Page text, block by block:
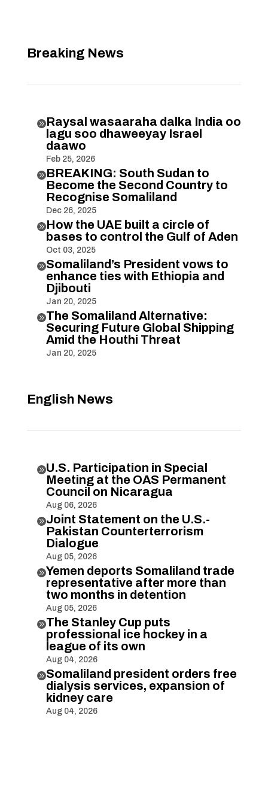
Breaking News
Raysal wasaaraha dalka India oo
lagu soo dhaweeyay Israel
daawo
Feb 25, 2026
BREAKING: South Sudan to
Become the Second Country to
Recognise Somaliland
Dec 26, 2025
How the UAE built a circle of
bases to control the Gulf of Aden
Oct 03, 2025
Somaliland’s President vows to
enhance ties with Ethiopia and
Djibouti
Jan 20, 2025
The Somaliland Alternative:
Securing Future Global Shipping
Amid the Houthi Threat
Jan 20, 2025
English News
U.S. Participation in Special
Meeting at the OAS Permanent
Council on Nicaragua
Aug 06, 2026
Joint Statement on the U.S.-
Pakistan Counterterrorism
Dialogue
Aug 05, 2026
Yemen deports Somaliland trade
representative after more than
two months in detention
Aug 05, 2026
The Stanley Cup puts
professional ice hockey in a
league of its own
Aug 04, 2026
Somaliland president orders free
dialysis services, expansion of
kidney care
Aug 04, 2026